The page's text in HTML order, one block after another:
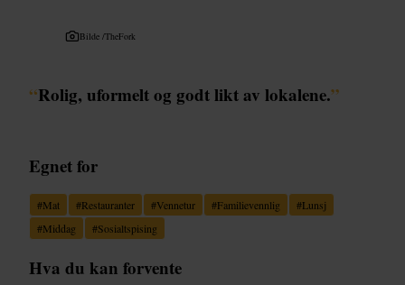
Bilde /TheFork
“Rolig, uformelt og godt likt av lokalene.”
Egnet for
#Mat #Restauranter #Vennetur #Familievennlig #Lunsj
#Middag #Sosialtspising
Hva du kan forvente